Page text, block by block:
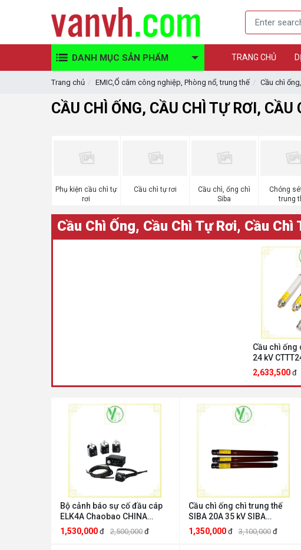
DANH MỤC SẢN PHẨM TRANG CHỦ
Trang chủ EMIC,Ổ cắm công nghiệp, Phòng nổ, trung thế Cầu chì
CẦU CHÌ ỐNG, CẦU CHÌ TỰ RƠI, CẦU
Phụ kiện cầu chì tự
rơi
Cầu chì tự rơi
Cầu chì, ống chì
Siba
Chóng
trung
Cầu Chì Ống, Cầu Chì Tự Rơi, Cầu Chì
Cầu chì ống
24 kV
2,633,500 đ
Bộ cảnh báo sự cố đầu cáp
ELK4A Chaobao CHINA
EKL4/C
1,530,000 đ 2,500,000 đ
Cầu chì ống chì trung thế
SIBA 20A 35 kV SIBA
CTTT35kV20A
1,350,000 đ 3,100,000 đ